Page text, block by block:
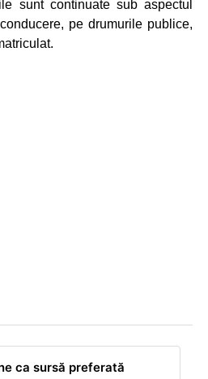
sunt continuate sub aspectul
pe drumurile publice,
ca sursă preferată